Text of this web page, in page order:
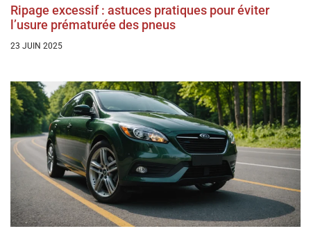
Ripage excessif : astuces pratiques pour éviter
l’usure prématurée des pneus
23 JUIN 2025